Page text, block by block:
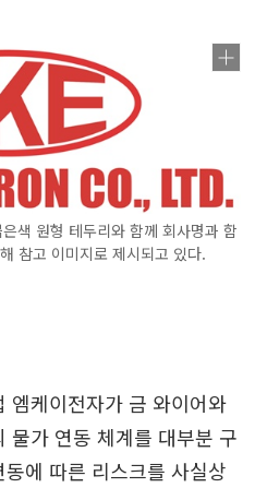
색 원형 테두리와 함께 회사명과 함
참고 이미지로 제시되고 있다.
엠케이전자가 금 와이어와
물가 연동 체계를 대부분 구
에 따른 리스크를 사실상